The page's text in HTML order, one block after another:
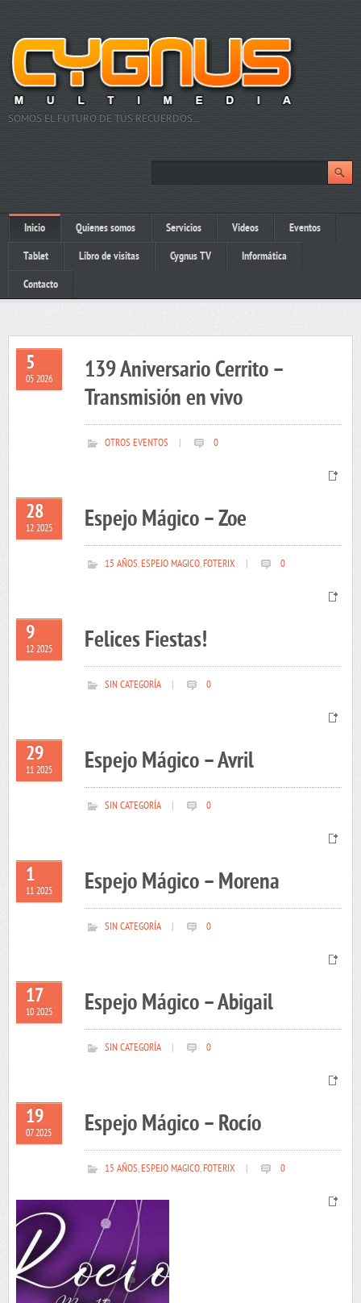
SOMOS EL FUTURO DE TUS RECUERDOS…
Inicio Quienes somos Servicios Videos Eventos
Tablet Libro de visitas Cygnus TV Informática
Contacto
5
05 2026
139 Aniversario Cerrito –
Transmisión en vivo
OTROS EVENTOS 0
28
12 2025 Espejo Mágico – Zoe
15 AÑOS,ESPEJO MAGICO,FOTERIX 0
9
12 2025 Felices Fiestas!
SIN CATEGORÍA 0
29
11 2025 Espejo Mágico – Avril
SIN CATEGORÍA 0
1
11 2025 Espejo Mágico – Morena
SIN CATEGORÍA 0
17
10 2025 Espejo Mágico – Abigail
SIN CATEGORÍA 0
19
07 2025 Espejo Mágico – Rocío
15 AÑOS,ESPEJO MAGICO,FOTERIX 0